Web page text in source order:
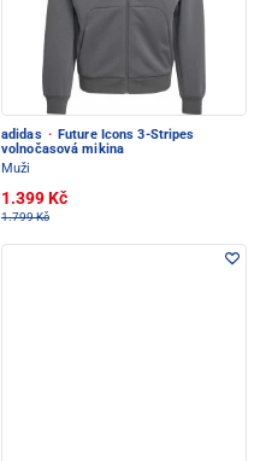
adidas · Future Icons 3-Stripes
volnočasová mikina
Muži
1.399 Kč
1.799 Kč